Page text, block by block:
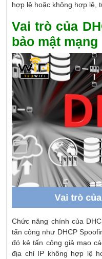
hợp lệ hoặc không hợp lệ,
Vai trò của
bảo mật mạng
Chức năng chính của
tấn công như DHCP
đó kẻ tấn công giả mạo
địa chỉ IP không hợp lệ